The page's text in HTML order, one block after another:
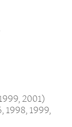
2001)
1998, 1999,